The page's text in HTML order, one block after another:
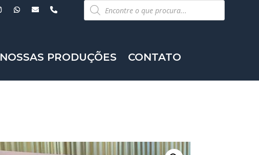
Pesquisar
produtos
NOSSAS PRODUÇÕES CONTATO